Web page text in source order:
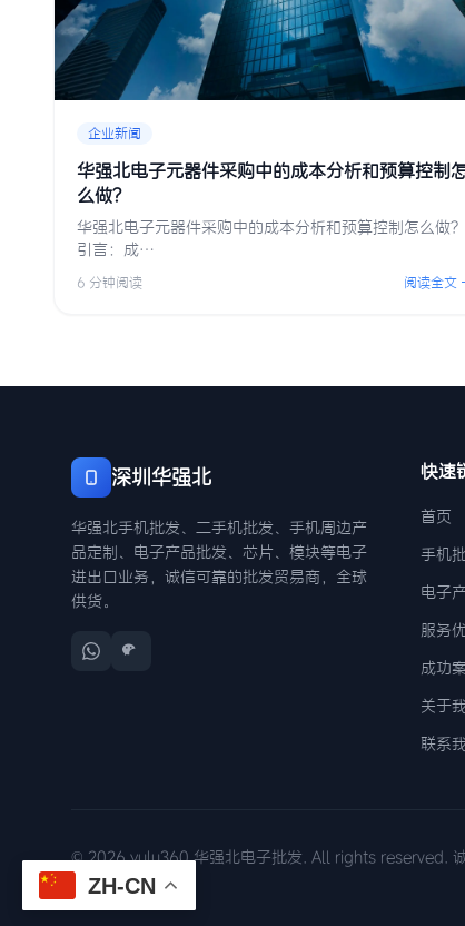
企业新闻
华强北电子元器件采购中的成本分析和预算控制
么做？
华强北电子元器件采购中的成本分析和预算控制怎么做？
引言：成…
6 分钟阅读 阅读全
深圳华强北
华强北手机批发、二手机批发、手机周边产
品定制、电子产品批发、芯片、模块等电子
进出口业务，诚信可靠的批发贸易商，全球
供货。
快速
首页
手机
电子
服务
成功
关于
联系
© 2026 yulu360 华强北电子批发. All rights reserved.
ZH-CN